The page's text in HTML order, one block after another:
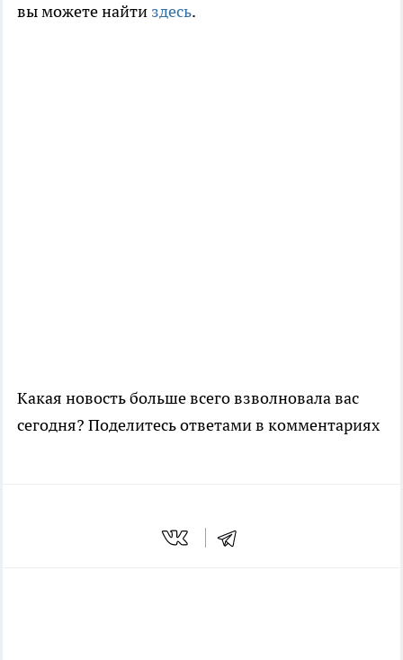
вы можете найти здесь.
Какая новость больше всего взволновала вас
сегодня? Поделитесь ответами в комментариях